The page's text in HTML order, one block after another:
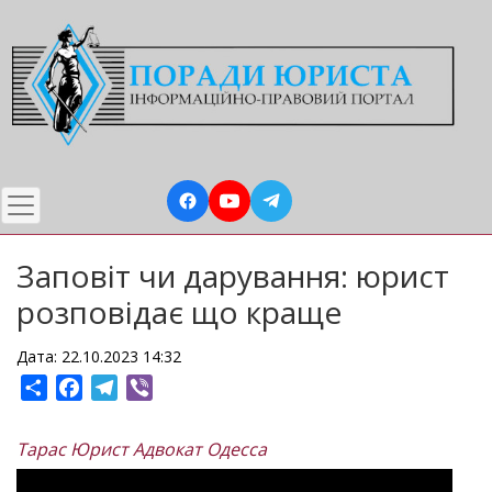
до
основного
вмісту
Заповіт чи дарування: юрист
розповідає що краще
Дата: 22.10.2023 14:32
ShareFacebookTelegram
Тарас Юрист Адвокат Одесса